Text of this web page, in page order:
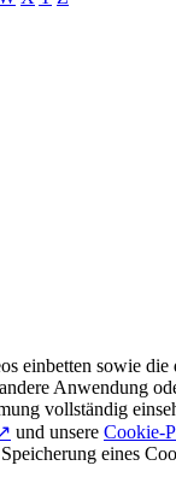
einbetten sowie
Anwendung
vollständig
und unsere Cookie-
eines